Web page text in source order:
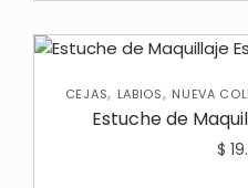
CEJAS, LABIOS, NUEVA
Estuche de
$